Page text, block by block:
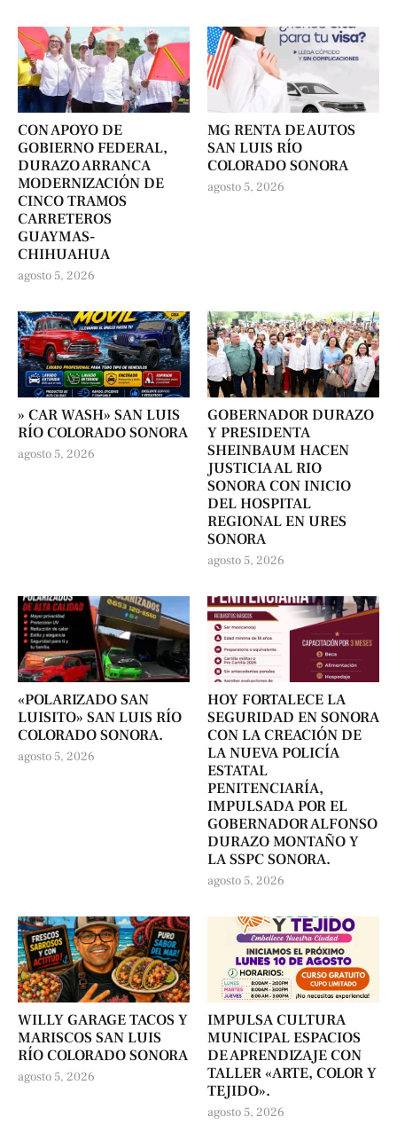
CON APOYO DE
GOBIERNO FEDERAL,
DURAZO ARRANCA
MODERNIZACIÓN DE
CINCO TRAMOS
CARRETEROS
GUAYMAS-
CHIHUAHUA
agosto 5, 2026
MG RENTA DE AUTOS
SAN LUIS RÍO
COLORADO SONORA
agosto 5, 2026
» CAR WASH» SAN LUIS
RÍO COLORADO SONORA
agosto 5, 2026
GOBERNADOR DURAZO
Y PRESIDENTA
SHEINBAUM HACEN
JUSTICIA AL RIO
SONORA CON INICIO
DEL HOSPITAL
REGIONAL EN URES
SONORA
agosto 5, 2026
«POLARIZADO SAN
LUISITO» SAN LUIS RÍO
COLORADO SONORA.
agosto 5, 2026
HOY FORTALECE LA
SEGURIDAD EN SONORA
CON LA CREACIÓN DE
LA NUEVA POLICÍA
ESTATAL
PENITENCIARÍA,
IMPULSADA POR EL
GOBERNADOR ALFONSO
DURAZO MONTAÑO Y
LA SSPC SONORA.
agosto 5, 2026
WILLY GARAGE TACOS Y
MARISCOS SAN LUIS
RÍO COLORADO SONORA
agosto 5, 2026
IMPULSA CULTURA
MUNICIPAL ESPACIOS
DE APRENDIZAJE CON
TALLER «ARTE, COLOR Y
TEJIDO».
agosto 5, 2026